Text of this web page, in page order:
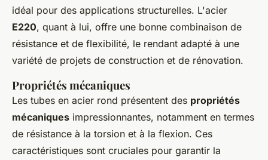
idéal pour des applications structurelles. L'acier
E220, quant à lui, offre une bonne combinaison de
résistance et de flexibilité, le rendant adapté à une
variété de projets de construction et de rénovation.
Propriétés mécaniques
Les tubes en acier rond présentent des propriétés
mécaniques impressionnantes, notamment en termes
de résistance à la torsion et à la flexion. Ces
caractéristiques sont cruciales pour garantir la